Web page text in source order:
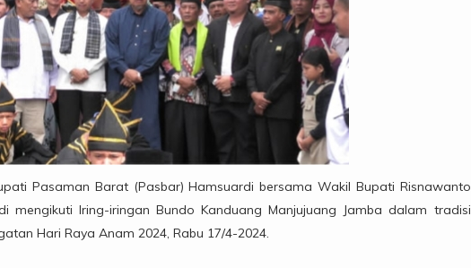
Pasaman Barat (Pasbar) Hamsuardi bersama Wakil Bupati Risnawanto
mengikuti Iring-iringan Bundo Kanduang Manjujuang Jamba dalam tradisi
Hari Raya Anam 2024, Rabu 17/4-2024.